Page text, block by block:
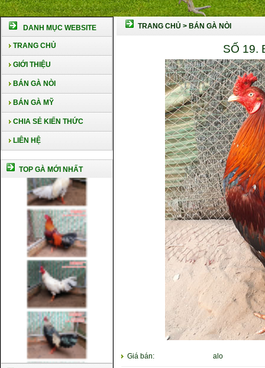
DANH MỤC WEBSITE
TRANG CHỦ
GIỚI THIỆU
BÁN GÀ NÒI
BÁN GÀ MỸ
CHIA SẺ KIẾN THỨC
LIÊN HỆ
TOP GÀ MỚI NHẤT
TRANG CHỦ > BÁN GÀ NÒI
SỐ 19.
Giá bán: alo